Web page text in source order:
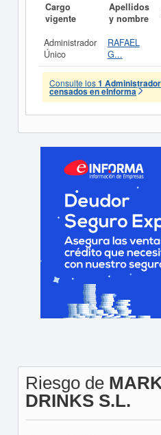
Cargo
vigente
Apellidos
y nombre
Administrador
Único
RAFAEL
G...
Consulte los1
censados en eInforma
Riesgo de
DRINKS S.L.